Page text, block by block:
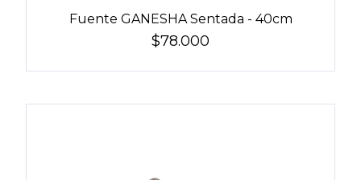
Fuente GANESHA Sentada - 40cm
$78.000